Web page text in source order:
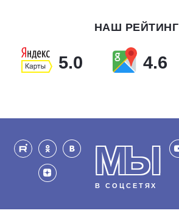
НАШ РЕЙТИНГ
5.0 4.6
МЫ
В СОЦСЕТЯХ